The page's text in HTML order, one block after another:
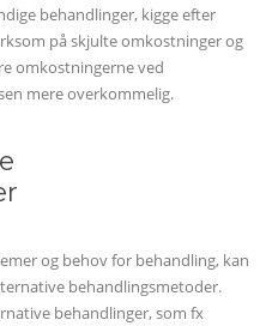
behandlinger, kigge efter
på skjulte omkostninger og
omkostningerne ved
mere overkommelig.
og behov for behandling, kan
behandlingsmetoder.
behandlinger, som fx